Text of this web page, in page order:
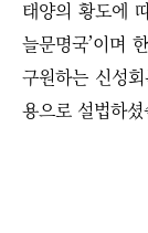
태양의 황도에
늘문명국’이며
구원하는 신성
용으로 설법하